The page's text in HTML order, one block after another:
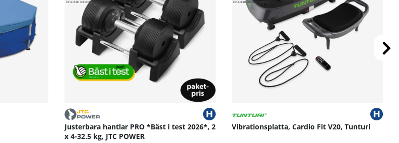
Träna tillsammans med våra expertutbildare och uppnå dina individuella fitnessmål i 10 till 50 minuters
ytterligare prenumeration krävs.
Justerbara hantlar PRO *Bäst i test 2026*, 2
x 4-32.5 kg, JTC POWER
Vibrationsplatta, Cardio Fit V20, Tunturi